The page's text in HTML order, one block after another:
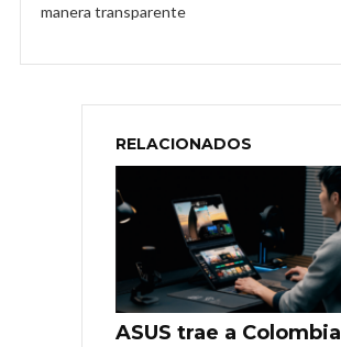
manera transparente
RELACIONADOS
ASUS trae a Colombia